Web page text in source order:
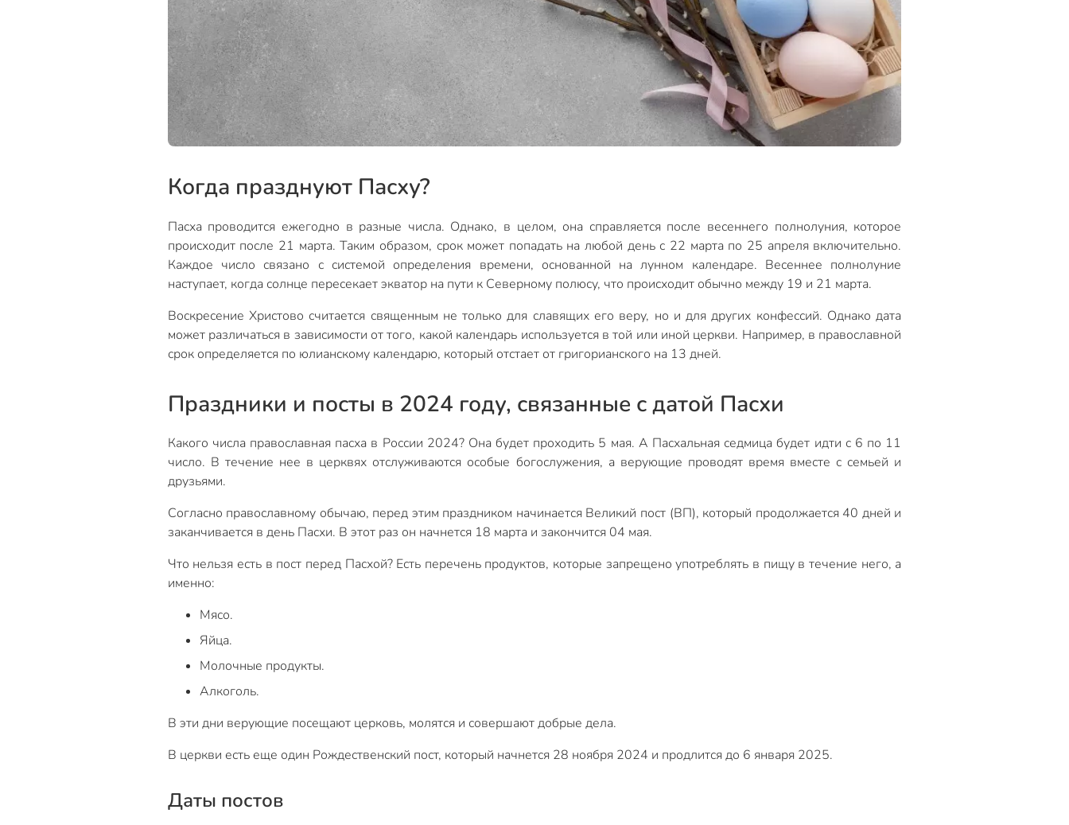
Когда празднуют Пасху?
Пасха проводится ежегодно в разные числа. Однако, в целом, она справляется после весеннего полнолуния, которое
происходит после 21 марта. Таким образом, срок может попадать на любой день с 22 марта по 25 апреля включительно.
Каждое число связано с системой определения времени, основанной на лунном календаре. Весеннее полнолуние
наступает, когда солнце пересекает экватор на пути к Северному полюсу, что происходит обычно между 19 и 21 марта.
Воскресение Христово считается священным не только для славящих его веру, но и для других конфессий. Однако дата
может различаться в зависимости от того, какой календарь используется в той или иной церкви. Например, в православной
срок определяется по юлианскому календарю, который отстает от григорианского на 13 дней.
Праздники и посты в 2024 году, связанные с датой Пасхи
Какого числа православная пасха в России 2024? Она будет проходить 5 мая. А Пасхальная седмица будет идти с 6 по 11
число. В течение нее в церквях отслуживаются особые богослужения, а верующие проводят время вместе с семьей и
друзьями.
Согласно православному обычаю, перед этим праздником начинается Великий пост (ВП), который продолжается 40 дней и
заканчивается в день Пасхи. В этот раз он начнется 18 марта и закончится 04 мая.
Что нельзя есть в пост перед Пасхой? Есть перечень продуктов, которые запрещено употреблять в пищу в течение него, а
именно:
Мясо.
Яйца.
Молочные продукты.
Алкоголь.
В эти дни верующие посещают церковь, молятся и совершают добрые дела.
В церкви есть еще один Рождественский пост, который начнется 28 ноября 2024 и продлится до 6 января 2025.
Даты постов